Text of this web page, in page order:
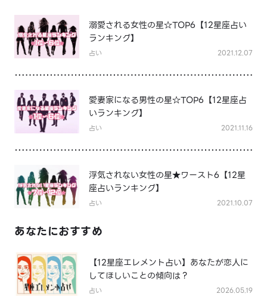
溺愛される女性の星☆TOP6【12星座占い
ランキング】
占い 2021.12.07
愛妻家になる男性の星☆TOP6【12星座占
いランキング】
占い 2021.11.16
浮気されない女性の星★ワースト6【12星
座占いランキング】
占い 2021.10.07
あなたにおすすめ
【12星座エレメント占い】あなたが恋人に
してほしいことの傾向は？
占い 2026.05.19